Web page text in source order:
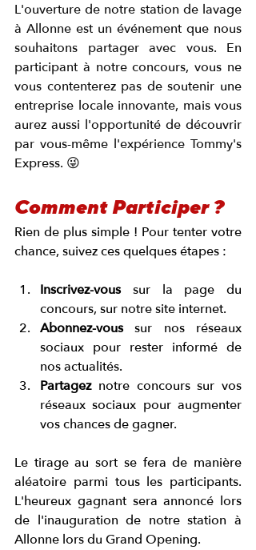
L'ouverture de notre station de lavage
à Allonne est un événement que nous
souhaitons partager avec vous. En
participant à notre concours, vous ne
vous contenterez pas de soutenir une
entreprise locale innovante, mais vous
aurez aussi l'opportunité de découvrir
par vous-même l'expérience Tommy's
Express. 😜
Comment Participer ?
Rien de plus simple ! Pour tenter votre
chance, suivez ces quelques étapes :
Inscrivez-vous sur la page du
concours, sur notre site internet.
Abonnez-vous sur nos réseaux
sociaux pour rester informé de
nos actualités.
Partagez notre concours sur vos
réseaux sociaux pour augmenter
vos chances de gagner.
Le tirage au sort se fera de manière
aléatoire parmi tous les participants.
L'heureux gagnant sera annoncé lors
de l'inauguration de notre station à
Allonne lors du Grand Opening.